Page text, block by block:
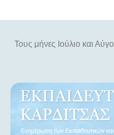
μήνες Ιούλιο και